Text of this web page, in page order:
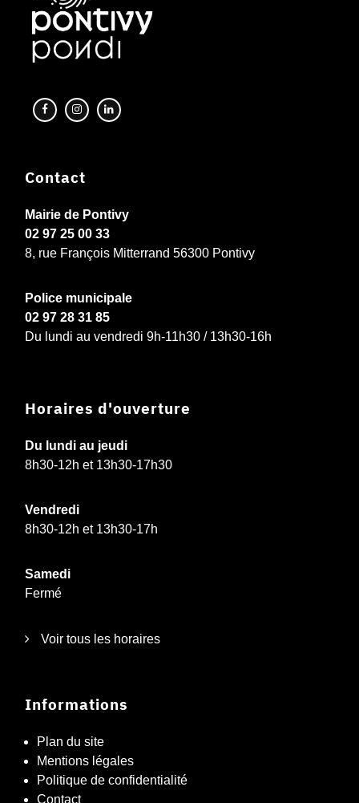
Contact
Mairie de Pontivy
02 97 25 00 33
8, rue François Mitterrand 56300 Pontivy
Police municipale
02 97 28 31 85
Du lundi au vendredi 9h-11h30 / 13h30-16h
Horaires d'ouverture
Du lundi au jeudi
8h30-12h et 13h30-17h30
Vendredi
8h30-12h et 13h30-17h
Samedi
Fermé
Voir tous les horaires
Informations
Plan du site
Mentions légales
Politique de confidentialité
Contact